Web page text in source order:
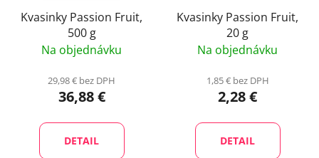
Kvasinky Passion Fruit,
500 g
Na objednávku
29,98 € bez DPH
36,88 €
DETAIL
Kvasinky Passion Fruit,
20 g
Na objednávku
1,85 € bez DPH
2,28 €
DETAIL